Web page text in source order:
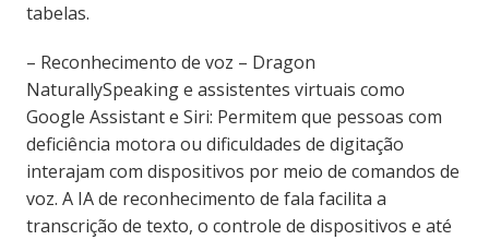
tabelas.
– Reconhecimento de voz – Dragon
NaturallySpeaking e assistentes virtuais como
Google Assistant e Siri: Permitem que pessoas com
deficiência motora ou dificuldades de digitação
interajam com dispositivos por meio de comandos de
voz. A IA de reconhecimento de fala facilita a
transcrição de texto, o controle de dispositivos e até